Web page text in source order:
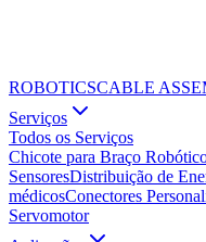
ROBOTICSCABLE
Serviços
Todos os Serviços
Chicote para Braço
SensoresDistribuição de
médicosConectores
Servomotor